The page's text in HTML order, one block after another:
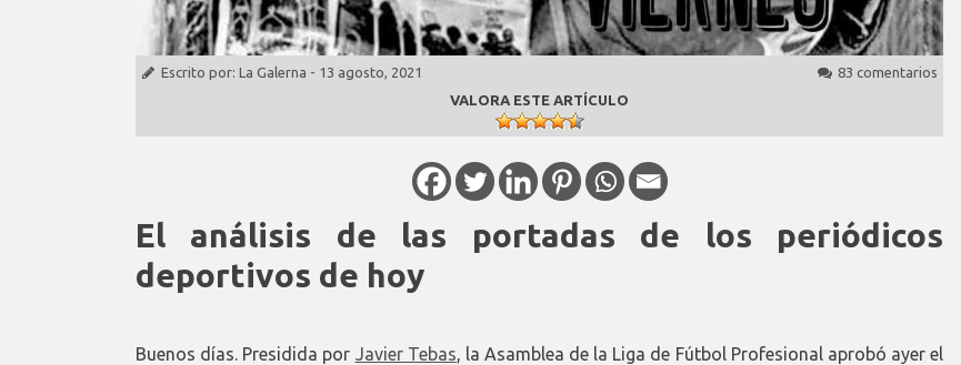
Escrito por: La Galerna - 13 agosto, 2021
83 comentarios
VALORA ESTE ARTÍCULO
El análisis de las portadas de los periódicos
deportivos de hoy
Buenos días. Presidida por Javier Tebas, la Asamblea de la Liga de Fútbol Profesional aprobó ayer el